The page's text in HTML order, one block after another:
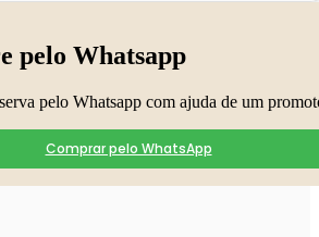
pelo Whatsapp
pelo Whatsapp com ajuda de um
Comprar pelo WhatsApp